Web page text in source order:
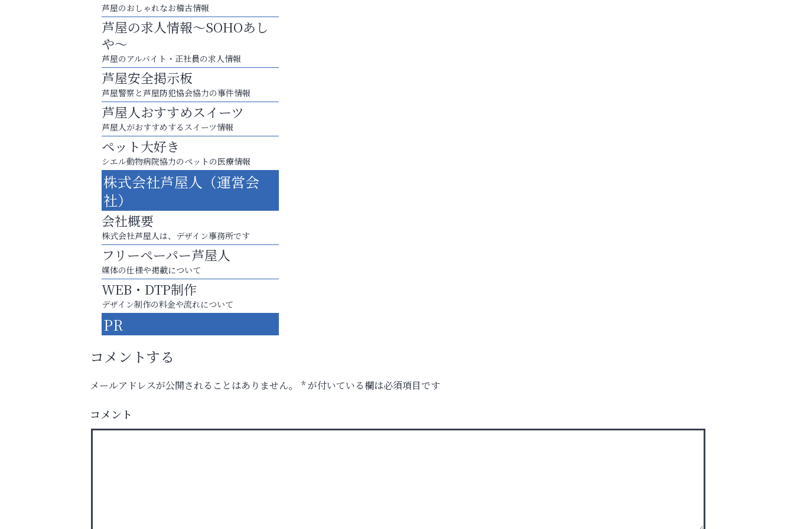
査定のプロが心を込めて出張査定
ご不要品の売却はトレファク出張買取へ
便利屋ファースト
庭のお手入れから遺品整理まで
いわみ眼科
芦屋のおしゃれなお稽古情報
芦屋の求人情報～SOHOあし
や～
芦屋のアルバイト・正社員の求人情報
芦屋安全掲示板
芦屋警察と芦屋防犯協会協力の事件情報
芦屋人おすすめスイーツ
芦屋人がおすすめするスイーツ情報
ペット大好き
シエル動物病院協力のペットの医療情報
株式会社芦屋人（運営会
社）
会社概要
株式会社芦屋人は、デザイン事務所です
フリーペーパー芦屋人
媒体の仕様や掲載について
WEB・DTP制作
デザイン制作の料金や流れについて
PR
コメントする
メールアドレスが公開されることはありません。 *が付いている欄は必須項目です
コメント